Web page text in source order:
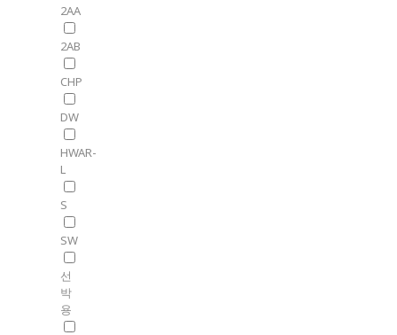
2AA
2AB
CHP
DW
HWAR-
L
S
SW
선
박
용